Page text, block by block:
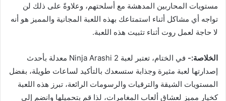
مستويات المحاربين المدهشة مع أسلحتهم، وعلاوةً على ذلك لن
تواجه أي مشاكل أثناء استمتاعك بهذه اللعبة المجانية والمميز هو أنه
لا حاجة لعمل روت أثناء تثبيت هذه اللعبة.
الخلاصة:-
في الختام، تعتبر لعبة Ninja Arashi 2 معدلة بأحدث
إصدارتها لعبة مثيرة وجذابة ستسعدك بالتأكيد لساعات طويلة، بفضل
المستويات الشيقة والترقيات والرسومات الرائعة، تبرز هذه اللعبة
كخيار مميز لعشاق ألعاب المغامرات، لذا قم بتحميلها وانضم إلى